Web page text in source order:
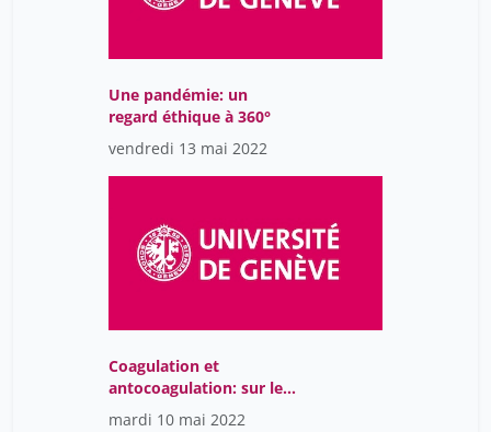
Une pandémie: un
regard éthique à 360°
vendredi 13 mai 2022
Coagulation et
antocoagulation: sur le
fil du rasoir
mardi 10 mai 2022